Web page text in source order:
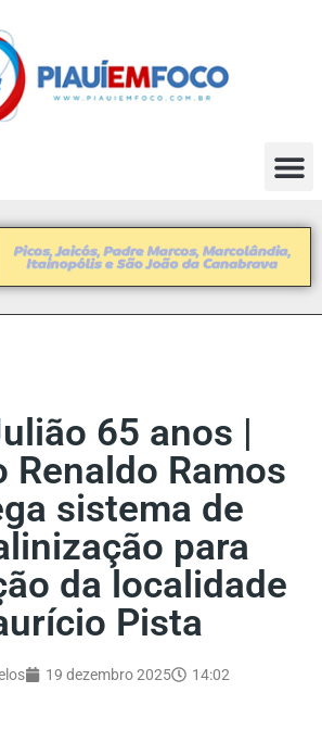
65 anos |
Renaldo Ramos
sistema de
para
da localidade
Pista
19 dezembro 2025
14:02